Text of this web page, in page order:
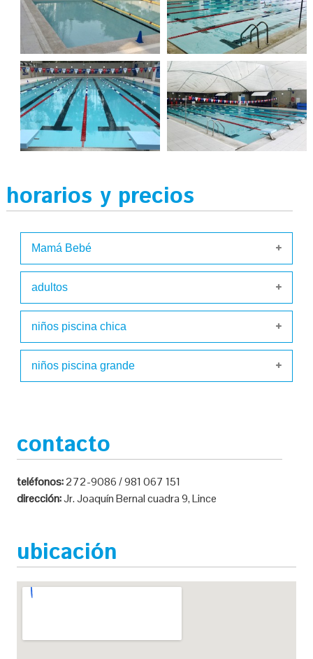
horarios y precios
Mamá Bebé
adultos
niños piscina chica
niños piscina grande
contacto
teléfonos:272-9086 / 981 067 151
dirección:Jr. Joaquín Bernal cuadra 9, Lince
ubicación